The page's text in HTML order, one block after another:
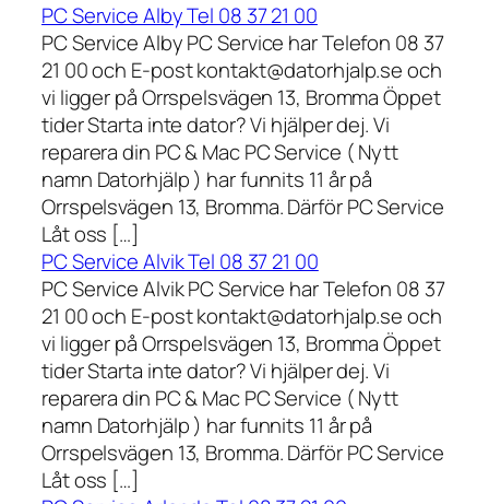
PC Service Alby Tel 08 37 21 00
PC Service Alby PC Service har Telefon 08 37
21 00 och E-post kontakt@datorhjalp.se och
vi ligger på Orrspelsvägen 13, Bromma Öppet
tider Starta inte dator? Vi hjälper dej. Vi
reparera din PC & Mac PC Service ( Nytt
namn Datorhjälp ) har funnits 11 år på
Orrspelsvägen 13, Bromma. Därför PC Service
Låt oss […]
PC Service Alvik Tel 08 37 21 00
PC Service Alvik PC Service har Telefon 08 37
21 00 och E-post kontakt@datorhjalp.se och
vi ligger på Orrspelsvägen 13, Bromma Öppet
tider Starta inte dator? Vi hjälper dej. Vi
reparera din PC & Mac PC Service ( Nytt
namn Datorhjälp ) har funnits 11 år på
Orrspelsvägen 13, Bromma. Därför PC Service
Låt oss […]